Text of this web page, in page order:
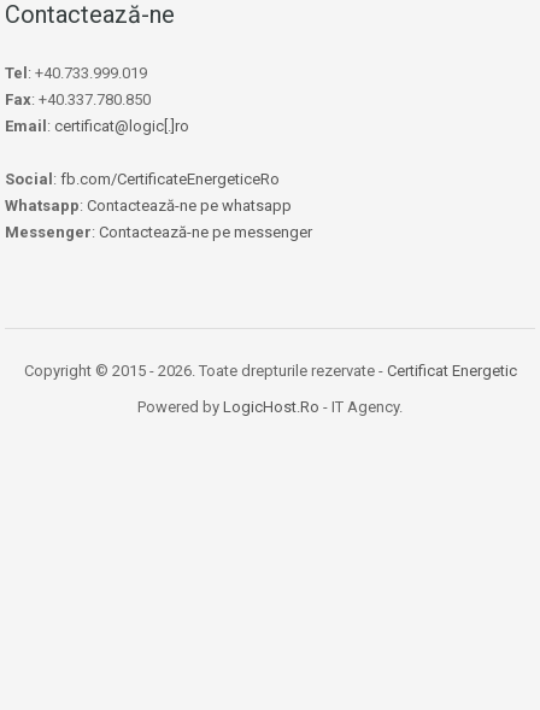
Contactează-ne
Tel : +40.733.999.019
Fax: +40.337.780.850
Email : certificat@logic[.]ro
Social : fb.com/CertificateEnergeticeRo
Whatsapp: Contactează-ne pe whatsapp
Messenger: Contactează-ne pe messenger
Copyright © 2015 - 2026. Toate drepturile rezervate - Certificat Energetic
Powered by LogicHost.Ro - IT Agency.